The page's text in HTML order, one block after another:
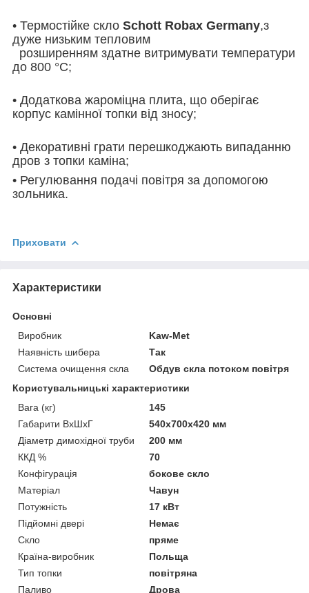
• Термостійке скло Schott Robax Germany,з
дуже низьким тепловим
розширенням здатне витримувати температури
до 800 °C;
• Додаткова жароміцна плита, що оберігає
корпус камінної топки від зносу;
• Декоративні грати перешкоджають випаданню
дров з топки каміна;
• Регулювання подачі повітря за допомогою
зольника.
Приховати
Характеристики
Основні
Виробник
Kaw-Met
Наявність шибера
Так
Система очищення скла
Обдув скла потоком повітря
Користувальницькі характеристики
Вага (кг)
145
Габарити ВхШхГ
540х700х420 мм
Діаметр димохідної труби
200 мм
ККД %
70
Конфігурація
бокове скло
Матеріал
Чавун
Потужність
17 кВт
Підйомні двері
Немає
Скло
пряме
Країна-виробник
Польща
Тип топки
повітряна
Паливо
Дрова